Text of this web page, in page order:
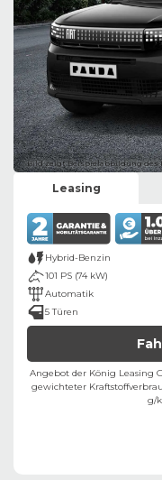
Bild zeigt Beispielabbildung des
Leasing
Hybrid-Benzin
101 PS (74 kW)
Automatik
5 Türen
Angebot der König Leasing
gewichteter
g/